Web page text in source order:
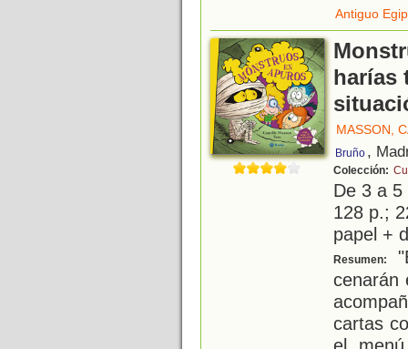
Antiguo
harías
MASSON,
Bruño ,
Colección:
De 3 a
128 p.;
papel +
Resumen:
cenarán
cartas